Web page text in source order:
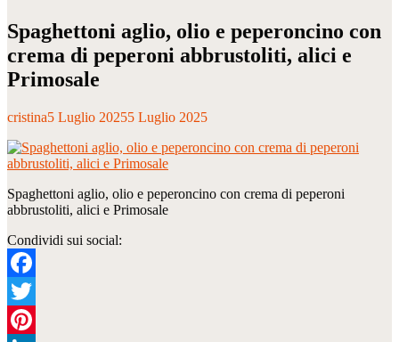
Spaghettoni aglio, olio e peperoncino con
crema di peperoni abbrustoliti, alici e
Primosale
cristina5 Luglio 20255 Luglio 2025
Spaghettoni aglio, olio e peperoncino con crema di peperoni
abbrustoliti, alici e Primosale
Condividi sui social:
Facebook
Twitter